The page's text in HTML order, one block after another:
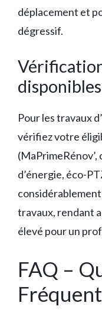
déplacement et
dégressif.
disponibles
Pour les travaux
vérifiez votre
d’énergie, éco-
travaux, rendant
élevé pour un
FAQ –